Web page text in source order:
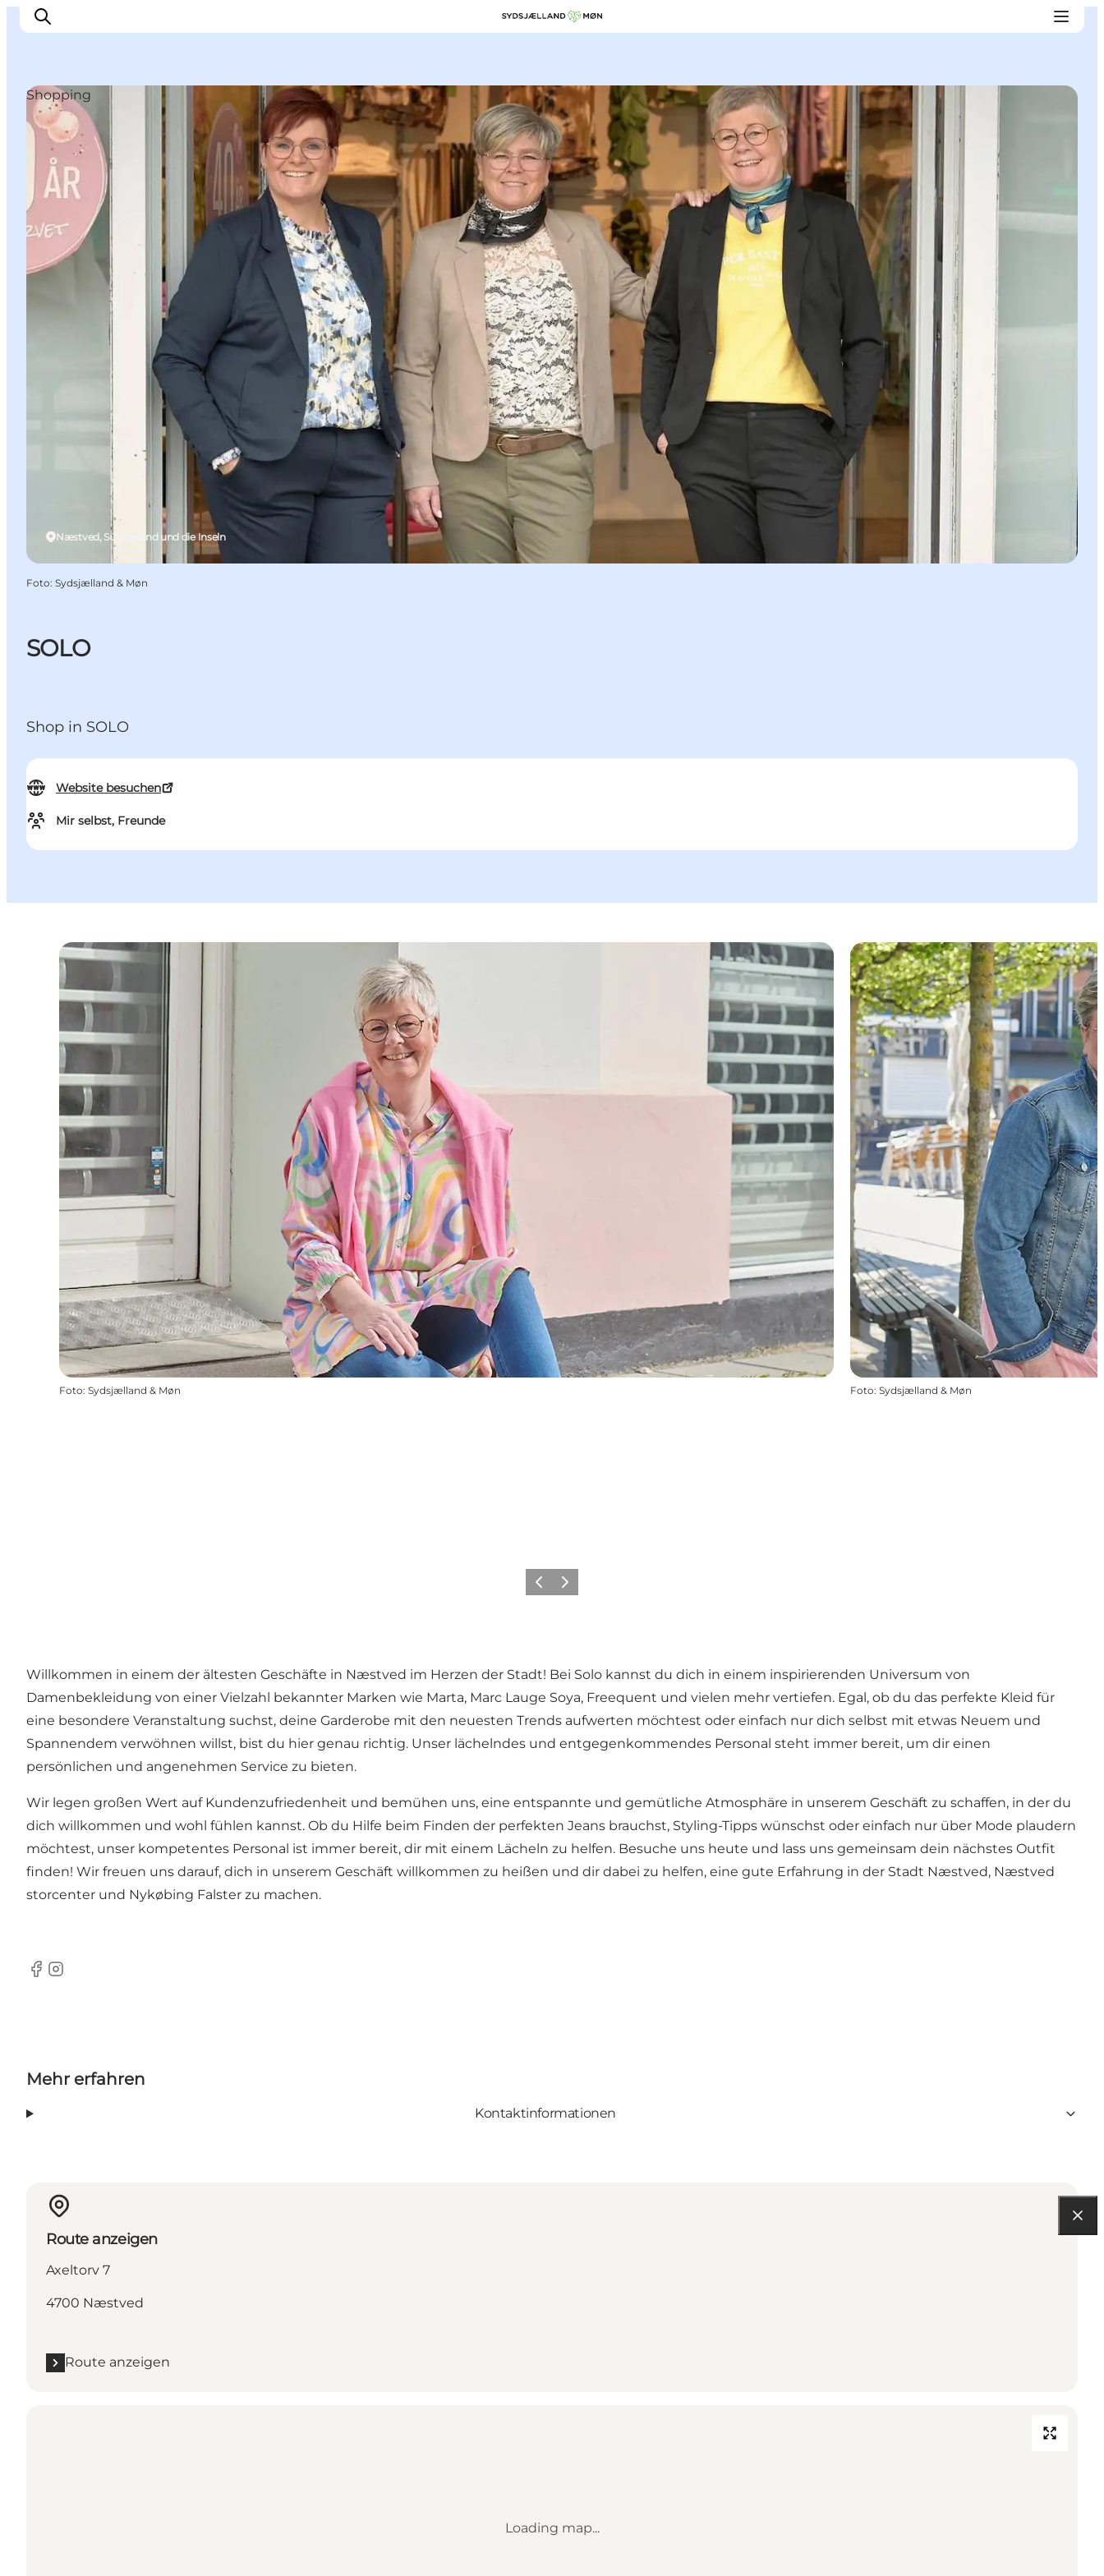
Erleben
Städte und Orte
Events
Essen
Unterkunft
Reise planen
SOLO
Shop in SOLO
Website besuchen
Mir selbst, Freunde
Næstved, Südseeland und die Inseln
Shopping
Foto: Sydsjælland & Møn
Foto: Sydsjælland & Møn Foto: Sydsjælland & Møn
ZurückWeiter
Willkommen in einem der ältesten Geschäfte in Næstved im Herzen der Stadt! Bei Solo kannst du dich in einem inspirierenden Universum von
Damenbekleidung von einer Vielzahl bekannter Marken wie Marta, Marc Lauge Soya, Freequent und vielen mehr vertiefen. Egal, ob du das perfekte Kleid für
eine besondere Veranstaltung suchst, deine Garderobe mit den neuesten Trends aufwerten möchtest oder einfach nur dich selbst mit etwas Neuem und
Spannendem verwöhnen willst, bist du hier genau richtig. Unser lächelndes und entgegenkommendes Personal steht immer bereit, um dir einen
persönlichen und angenehmen Service zu bieten.
Wir legen großen Wert auf Kundenzufriedenheit und bemühen uns, eine entspannte und gemütliche Atmosphäre in unserem Geschäft zu schaffen, in der du
dich willkommen und wohl fühlen kannst. Ob du Hilfe beim Finden der perfekten Jeans brauchst, Styling-Tipps wünschst oder einfach nur über Mode plaudern
möchtest, unser kompetentes Personal ist immer bereit, dir mit einem Lächeln zu helfen. Besuche uns heute und lass uns gemeinsam dein nächstes Outfit
finden! Wir freuen uns darauf, dich in unserem Geschäft willkommen zu heißen und dir dabei zu helfen, eine gute Erfahrung in der Stadt Næstved, Næstved
storcenter und Nykøbing Falster zu machen.
Facebook
Instagram
Mehr erfahren
Kontaktinformationen
Route anzeigen
Axeltorv 7
4700 Næstved
Route anzeigen
Loading map...